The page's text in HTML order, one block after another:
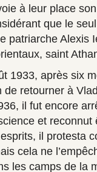
à leur place
que le
patriarche Alexis
saint
1933, après six
de retourner à
il fut encore
et
il protesta
cela ne
les camps de la